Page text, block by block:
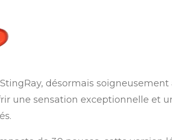
désormais
une sensation exceptionnelle et